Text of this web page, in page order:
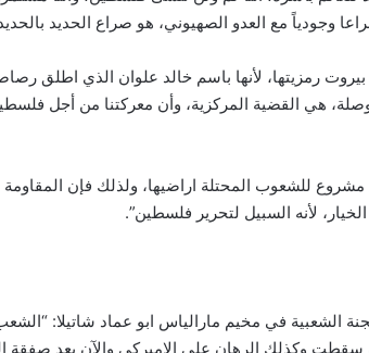
مع العدو الصهيوني، هو صراع الحديد بالحديد
رمزيتها، لأنها باسم خالد علوان الذي اطلق
هي القضية المركزية، وأن معركتنا من أجل
للشعوب المحتلة اراضيها، ولذلك فإن المقاومة
لأنه السبيل لتحرير فلسطين”.
الشعبية في مخيم مارالياس ابو عماد شاتيلا:
سقطت وكذلك الرهان على الاميركي والآن بعد صفقة